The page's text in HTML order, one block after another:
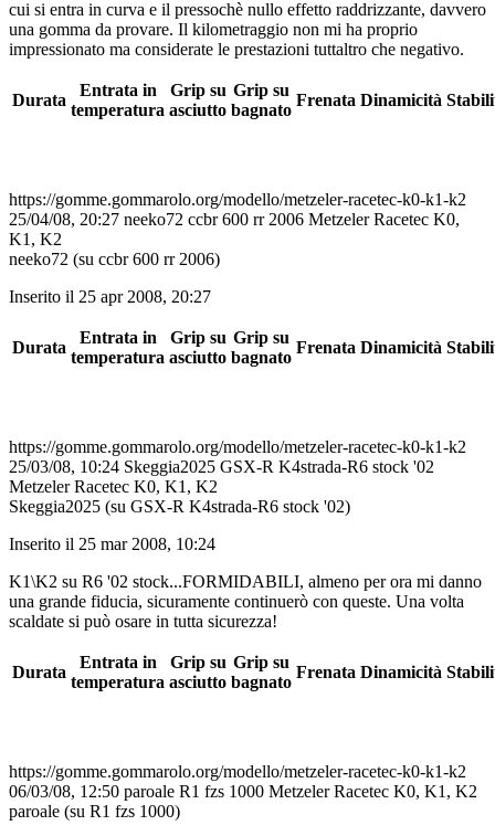
cui si entra in curva e il pressochè nullo effetto raddrizzante, davvero
una gomma da provare. Il kilometraggio non mi ha proprio
impressionato ma considerate le prestazioni tuttaltro che negativo.
Durata
Entrata in
temperatura
Grip su
asciutto
Grip su
bagnato
Frenata Dinamicità
https://gomme.gommarolo.org/modello/metzeler-racetec-k0-k1-k2
25/04/08, 20:27 neeko72 ccbr 600 rr 2006 Metzeler Racetec K0,
K1, K2
neeko72 (su ccbr 600 rr 2006)
Inserito il 25 apr 2008, 20:27
Durata
Entrata in
temperatura
Grip su
asciutto
Grip su
bagnato
Frenata Dinamicità
https://gomme.gommarolo.org/modello/metzeler-racetec-k0-k1-k2
25/03/08, 10:24 Skeggia2025 GSX-R K4strada-R6 stock '02
Metzeler Racetec K0, K1, K2
Skeggia2025 (su GSX-R K4strada-R6 stock '02)
Inserito il 25 mar 2008, 10:24
K1\K2 su R6 '02 stock...FORMIDABILI, almeno per ora mi danno
una grande fiducia, sicuramente continuerò con queste. Una volta
scaldate si può osare in tutta sicurezza!
Durata
Entrata in
temperatura
Grip su
asciutto
Grip su
bagnato
Frenata Dinamicità
https://gomme.gommarolo.org/modello/metzeler-racetec-k0-k1-k2
06/03/08, 12:50 paroale R1 fzs 1000 Metzeler Racetec K0, K1, K2
paroale (su R1 fzs 1000)